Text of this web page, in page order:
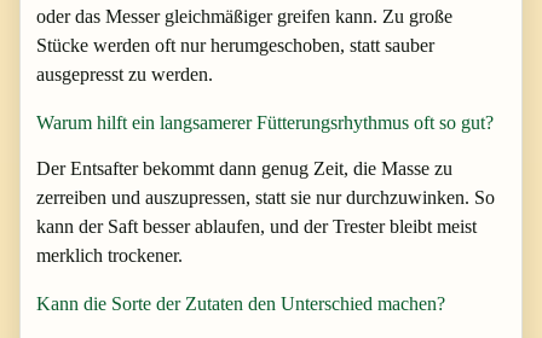
oder das Messer gleichmäßiger greifen kann. Zu große
Stücke werden oft nur herumgeschoben, statt sauber
ausgepresst zu werden.
Warum hilft ein langsamerer Fütterungsrhythmus oft so gut?
Der Entsafter bekommt dann genug Zeit, die Masse zu
zerreiben und auszupressen, statt sie nur durchzuwinken. So
kann der Saft besser ablaufen, und der Trester bleibt meist
merklich trockener.
Kann die Sorte der Zutaten den Unterschied machen?